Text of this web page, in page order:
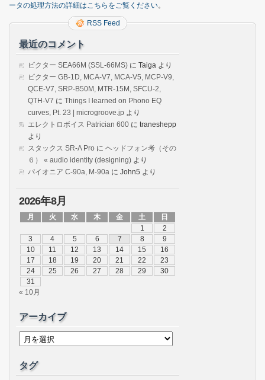
ータの処理方法の詳細はこちらをご覧ください。
RSS Feed
最近のコメント
ビクター SEA66M (SSL-66MS) に Taiga より
ビクター GB-1D, MCA-V7, MCA-V5, MCP-V9,
QCE-V7, SRP-B50M, MTR-15M, SFCU-2,
QTH-V7 に Things I learned on Phono EQ
curves, Pt. 23 | microgroove.jp より
エレクトロボイス Patrician 600 に traneshepp
より
スタックス SR-Λ Pro に ヘッドフォン考（その
６） « audio identity (designing) より
パイオニア C-90a, M-90a に John5 より
2026年8月
月 火 水 木 金 土
日
1
2
3
4 5 6 7 8
9
10
11 12 13 14 15
16
17
18 19 20 21 22
23
24
25 26 27 28 29
30
31
« 10月
アーカイブ
ア
イ
ブ
タグ